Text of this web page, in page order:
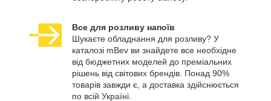
Все для розливу напоїв
Шукаєте обладнання для розливу? У
каталозі mBev ви знайдете все необхідне
від бюджетних моделей до преміальних
рішень від світових брендів. Понад 90%
товарів завжди є, а доставка здійснюється
по всій Україні.